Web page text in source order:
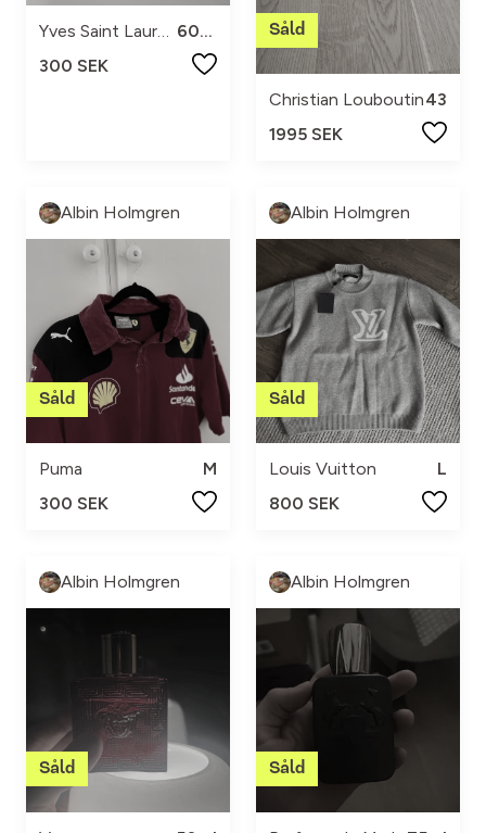
Yves Saint Laurent
60ml
300 SEK
Christian Louboutin43
1995 SEK
Albin Holmgren
Puma
M
300 SEK
Albin Holmgren
Louis Vuitton
L
800 SEK
Albin Holmgren Albin Holmgren